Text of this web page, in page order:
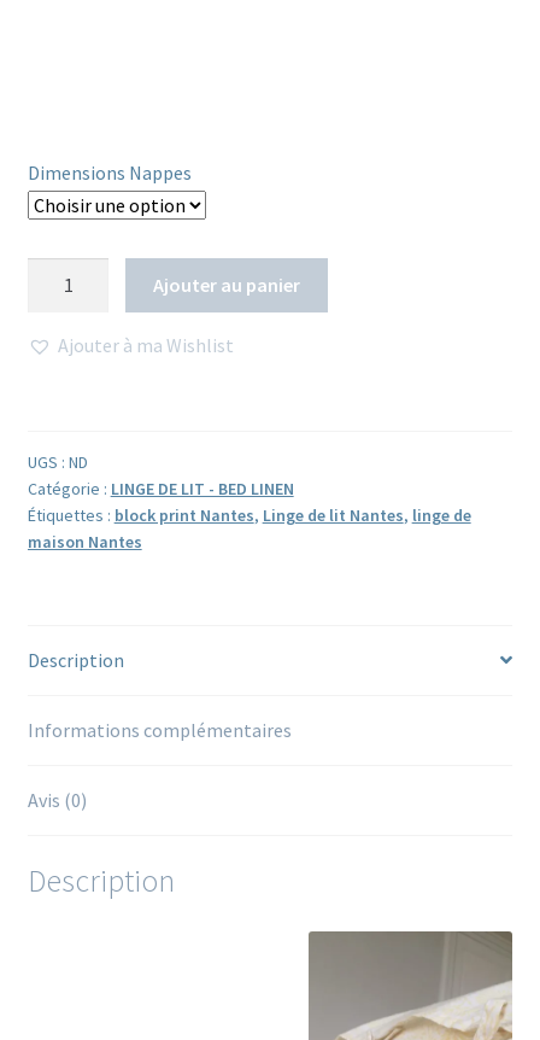
Dimensions Nappes
de
print
à
nouettes
DAUPHINE
Ajouter au panier
Ajouter à ma Wishlist
UGS : ND
Catégorie : LINGE DE LIT - BED LINEN
Étiquettes : block print Nantes, Linge de lit Nantes, linge de
maison Nantes
Description
Informations complémentaires
Avis (0)
Description